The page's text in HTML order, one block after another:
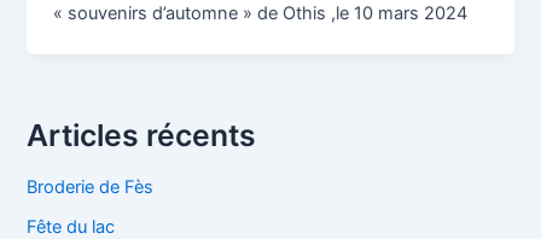
« souvenirs d’automne » de Othis ,le 10 mars 2024
Articles récents
Broderie de Fès
Fête du lac